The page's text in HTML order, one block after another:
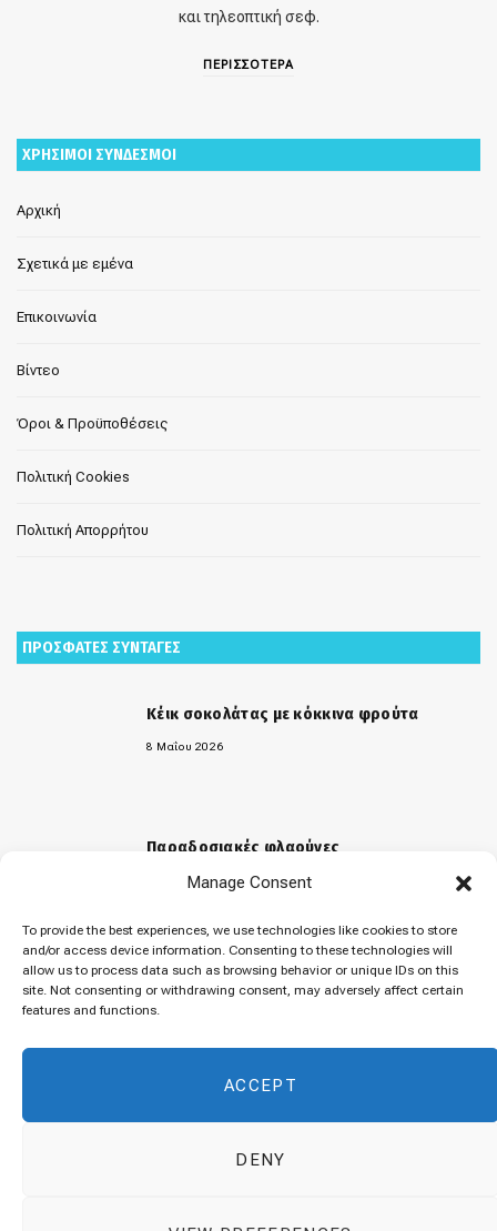
Manage Consent
To provide the best experiences, we use technologies like cookies to store
and/or access device information. Consenting to these technologies will
allow us to process data such as browsing behavior or unique IDs on this
site. Not consenting or withdrawing consent, may adversely affect certain
features and functions.
ACCEPT
DENY
και τηλεοπτική σεφ.
ΠΕΡΙΣΣΟΤΕΡΑ
ΧΡΗΣΙΜΟΙ ΣΥΝΔΕΣΜΟΙ
Αρχική
Σχετικά με εμένα
Επικοινωνία
Βίντεο
Όροι & Προϋποθέσεις
Πολιτική Cookies
Πολιτική Απορρήτου
ΠΡΟΣΦΑΤΕΣ ΣΥΝΤΑΓΕΣ
Κέικ σοκολάτας με κόκκινα φρούτα
8 Μαΐου 2026
Παραδοσιακές φλαούνες
31 Μαρτίου 2026
«Μελομακάρονα»
9 Δεκεμβρίου 2025